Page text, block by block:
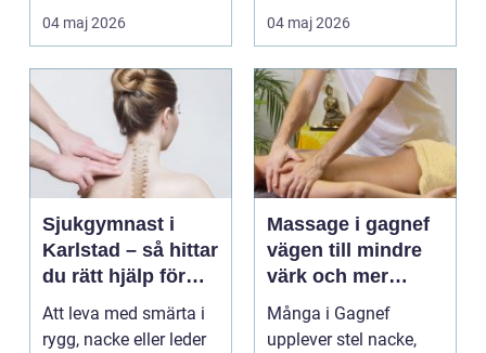
mångas vardag...
04 maj 2026
tandvårdskli...
04 maj 2026
Sjukgymnast i
Karlstad – så hittar
du rätt hjälp för
smärta och rehab
Att leva med smärta i
rygg, nacke eller leder
Massage i gagnef
vägen till mindre
värk och mer
vardagsenergi
Många i Gagnef
upplever stel nacke,